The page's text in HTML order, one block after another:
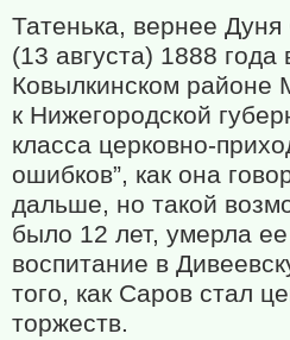
Татенька, вернее
(13 августа) 1888
Ковылкинском районе
к Нижегородской
класса церковно-
ошибков”, как она
дальше, но такой
было 12 лет, умерла
воспитание в
того, как Саров стал
торжеств.